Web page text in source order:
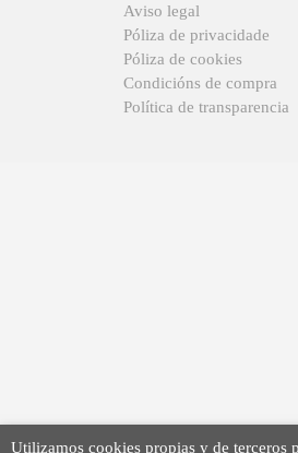
Aviso legal
Póliza de privacidade
Póliza de cookies
Condicións de compra
Política de transparencia
Utilizamos cookies propias y de terceros